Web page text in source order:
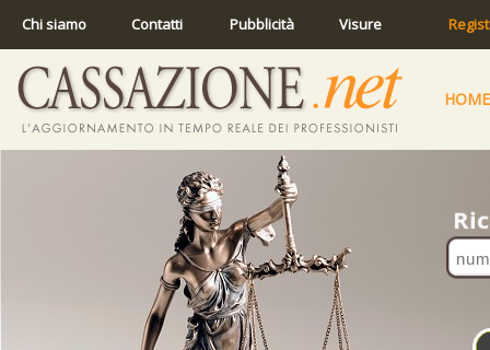
Chi siamo Contatti Pubblicità Visure
HOME